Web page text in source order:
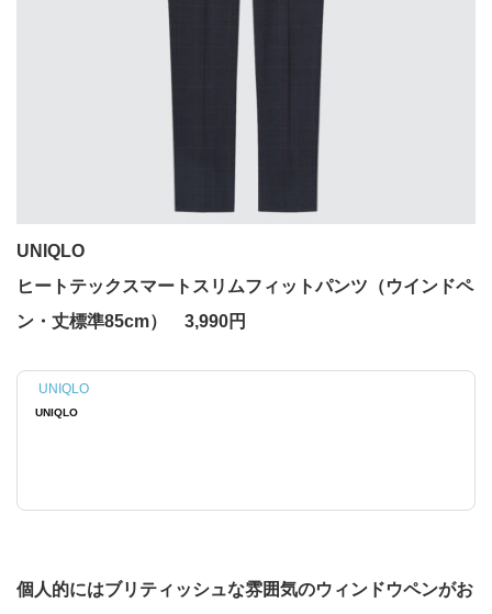
UNIQLO
ヒートテックスマートスリムフィットパンツ（ウインドペ
ン・丈標準85cm） 3,990円
UNIQLO
UNIQLO
個人的にはブリティッシュな雰囲気のウィンドウペンがお